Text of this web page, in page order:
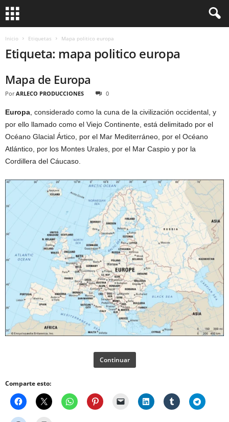
Inicio Etiquetas Mapa politico europa
Etiqueta: mapa politico europa
Mapa de Europa
Por ARLECO PRODUCCIONES 0
Europa , considerado como la cuna de la civilización occidental, y
por ello llamado como el Viejo Continente, está delimitado por el
Océano Glacial Ártico, por el Mar Mediterráneo, por el Océano
Atlántico, por los Montes Urales, por el Mar Caspio y por la
Cordillera del Cáucaso.
Continuar
Comparte esto: